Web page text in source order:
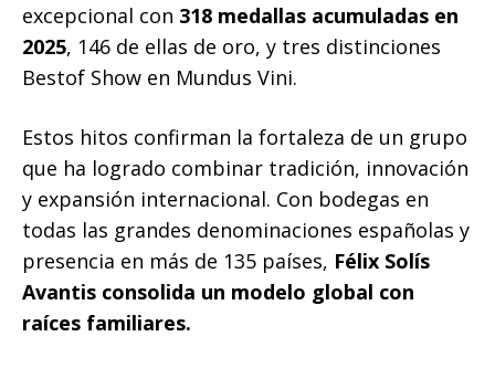
excepcional con 318 medallas acumuladas en
2025, 146 de ellas de oro, y tres distinciones
Bestof Show en Mundus Vini.
Estos hitos confirman la fortaleza de un grupo
que ha logrado combinar tradición, innovación
y expansión internacional. Con bodegas en
todas las grandes denominaciones españolas y
presencia en más de 135 países, Félix Solís
Avantis consolida un modelo global con
raíces familiares.